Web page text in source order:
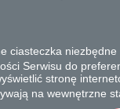
prawna
Ustawa z dnia 14
Ustawa z dnia 21
ciasteczka
Serwisu do
stronę
na wewnętrzne